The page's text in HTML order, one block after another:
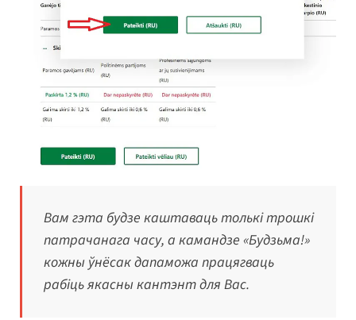
Вам гэта будзе каштаваць толькі трошкі
патрачанага часу, а камандзе «Будзьма!»
кожны ўнёсак дапаможа працягваць
рабіць якасны кантэнт для Вас.